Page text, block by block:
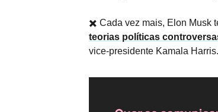
✖️ Cada vez mais, Elon Musk
teorias políticas
vice-presidente Kamala Harris.